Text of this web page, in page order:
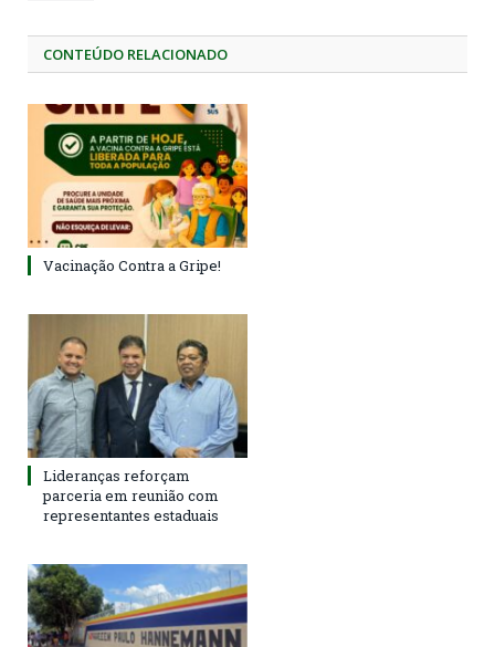
CONTEÚDO RELACIONADO
Vacinação Contra a Gripe!
Lideranças reforçam
parceria em reunião com
representantes estaduais